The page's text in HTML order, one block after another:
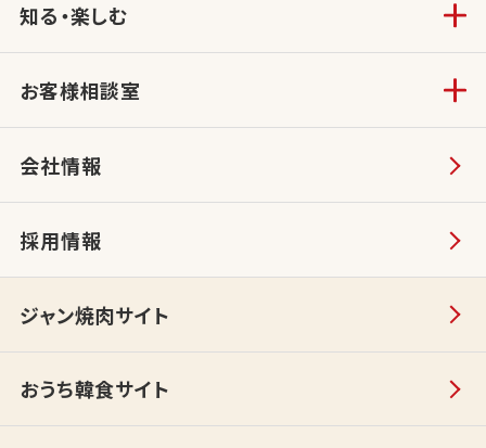
知る・楽しむ
お客様相談室
会社情報
採用情報
ジャン焼肉サイト
おうち韓食サイト